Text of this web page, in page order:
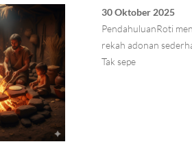
30 Oktober 2025
PendahuluanRoti
rekah adonan
Tak sepe